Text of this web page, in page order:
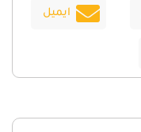
ايميل